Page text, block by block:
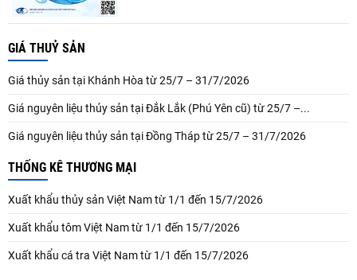
GIÁ THUỶ SẢN
Giá thủy sản tại Khánh Hòa từ 25/7 – 31/7/2026
Giá nguyên liệu thủy sản tại Đắk Lắk (Phú Yên cũ) từ 25/7 –...
Giá nguyên liệu thủy sản tại Đồng Tháp từ 25/7 – 31/7/2026
THỐNG KÊ THƯƠNG MẠI
Xuất khẩu thủy sản Việt Nam từ 1/1 đến 15/7/2026
Xuất khẩu tôm Việt Nam từ 1/1 đến 15/7/2026
Xuất khẩu cá tra Việt Nam từ 1/1 đến 15/7/2026